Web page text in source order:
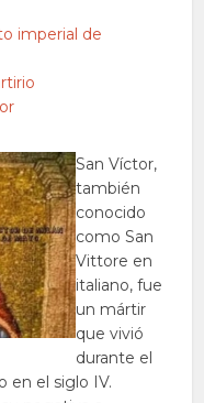
imperial de
San Víctor,
también
conocido
como San
Vittore en
italiano, fue
un mártir
que vivió
durante el
en el siglo IV.